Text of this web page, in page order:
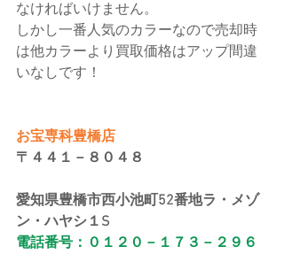
なければいけません。
しかし一番人気のカラーなので売却時
は他カラーより買取価格はアップ間違
いなしです！
お宝専科豊橋店
〒４４１－８０４８
愛知県豊橋市西小池町52番地ラ・メゾ
ン・ハヤシ１S
電話番号：０１２０－１７３－２９６